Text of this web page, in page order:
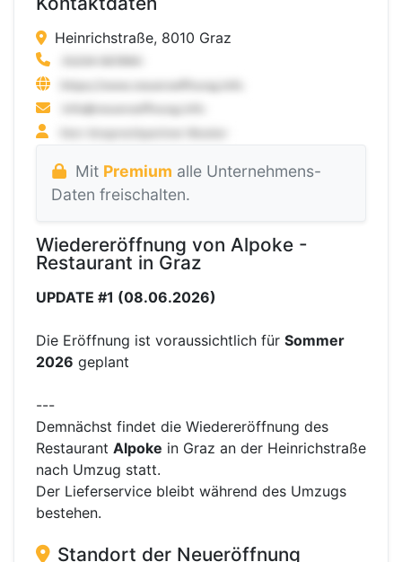
Heinrichstraße, 8010 Graz
Mit Premium alle Unternehmens-
Daten freischalten.
Wiedereröffnung von Alpoke -
Restaurant in Graz
UPDATE #1 (08.06.2026)
Die Eröffnung ist voraussichtlich für Sommer
2026 geplant
---
Demnächst findet die Wiedereröffnung des
Restaurant Alpoke in Graz an der Heinrichstraße
nach Umzug statt.
Der Lieferservice bleibt während des Umzugs
bestehen.
Standort der Neueröffnung